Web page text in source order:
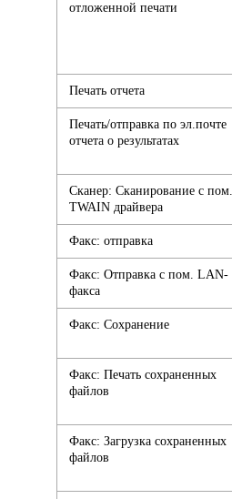
отложенной печати
Печать отчета
Печать/отправка по эл.почте
отчета о результатах
Сканер: Сканирование с пом.
TWAIN драйвера
Факс: отправка
Факс: Отправка с пом. LAN-
факса
Факс: Сохранение
Факс: Печать сохраненных
файлов
Факс: Загрузка сохраненных
файлов